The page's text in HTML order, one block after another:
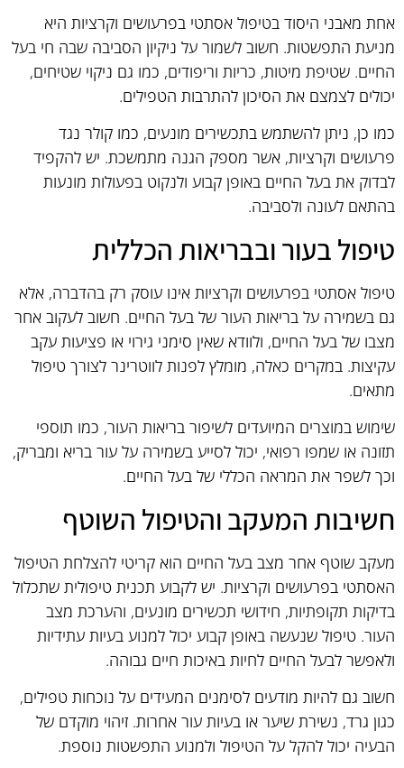
אחת מאבני היסוד בטיפול אסתטי בפרעושים וקרציות היא
מניעת התפשטות. חשוב לשמור על ניקיון הסביבה שבה חי בעל
החיים. שטיפת מיטות, כריות וריפודים, כמו גם ניקוי שטיחים,
יכולים לצמצם את הסיכון להתרבות הטפילים.
כמו כן, ניתן להשתמש בתכשירים מונעים, כמו קולר נגד
פרעושים וקרציות, אשר מספק הגנה מתמשכת. יש להקפיד
לבדוק את בעל החיים באופן קבוע ולנקוט בפעולות מונעות
בהתאם לעונה ולסביבה.
טיפול בעור ובבריאות הכללית
טיפול אסתטי בפרעושים וקרציות אינו עוסק רק בהדברה, אלא
גם בשמירה על בריאות העור של בעל החיים. חשוב לעקוב אחר
מצבו של בעל החיים, ולוודא שאין סימני גירוי או פציעות עקב
עקיצות. במקרים כאלה, מומלץ לפנות לווטרינר לצורך טיפול
מתאים.
שימוש במוצרים המיועדים לשיפור בריאות העור, כמו תוספי
תזונה או שמפו רפואי, יכול לסייע בשמירה על עור בריא ומבריק,
וכך לשפר את המראה הכללי של בעל החיים.
חשיבות המעקב והטיפול השוטף
מעקב שוטף אחר מצב בעל החיים הוא קריטי להצלחת הטיפול
האסתטי בפרעושים וקרציות. יש לקבוע תכנית טיפולית שתכלול
בדיקות תקופתיות, חידושי תכשירים מונעים, והערכת מצב
העור. טיפול שנעשה באופן קבוע יכול למנוע בעיות עתידיות
ולאפשר לבעל החיים לחיות באיכות חיים גבוהה.
חשוב גם להיות מודעים לסימנים המעידים על נוכחות טפילים,
כגון גרד, נשירת שיער או בעיות עור אחרות. זיהוי מוקדם של
הבעיה יכול להקל על הטיפול ולמנוע התפשטות נוספת.